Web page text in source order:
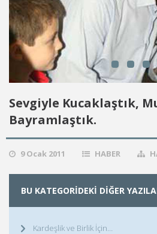
Sevgiyle Kucaklaştık,
Bayramlaştık.
9 Ocak 2011 HABER
BU KATEGORIDEKI DIĞER
Kardeşlik ve Birlik İçin…